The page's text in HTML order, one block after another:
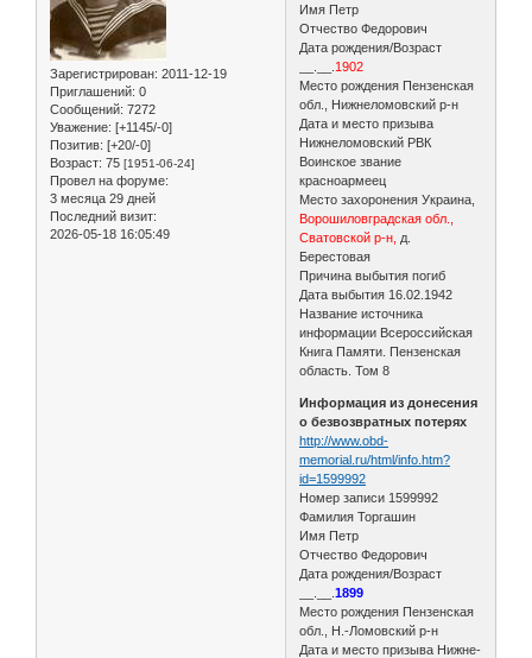
Зарегистрирован: 2011-12-19
Приглашений: 0
Сообщений: 7272
Уважение: [+1145/-0]
Позитив: [+20/-0]
Возраст: 75 [1951-06-24]
Провел на форуме:
3 месяца 29 дней
Последний визит:
2026-05-18 16:05:49
Имя Петр
Отчество Федорович
Дата рождения/Возраст
1902
Место рождения Пензенская
обл., Нижнеломовский р-н
Дата и место призыва
Нижнеломовский РВК
Воинское звание
красноармеец
Место захоронения Украина,
Ворошиловградская обл.,
Сватовской р-н, д.
Берестовая
Причина выбытия погиб
Дата выбытия 16.02.1942
Название источника
информации Всероссийская
Книга Памяти. Пензенская
область. Том 8
Информация из донесения
о безвозвратных потерях
http://www.obd-
memorial.ru/html/info.htm?
id=1599992
Номер записи 1599992
Фамилия Торгашин
Имя Петр
Отчество Федорович
Дата рождения/Возраст
__.__.1899
Место рождения Пензенская
обл., Н.-Ломовский р-н
Дата и место призыва Нижне-